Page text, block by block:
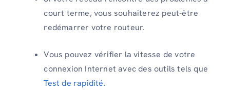
court terme, vous souhaiterez peut-être
redémarrer votre routeur.
Vous pouvez vérifier la vitesse de votre
connexion Internet avec des outils tels que
Test de rapidité.